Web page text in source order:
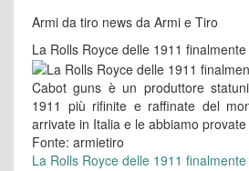
Armi da tiro news da Armi e Tiro
La Rolls Royce delle 1911
Cabot guns è un produttore
1911 più rifinite e raffinate del
arrivate in Italia e le abbiamo
Fonte: armietiro
La Rolls Royce delle 1911